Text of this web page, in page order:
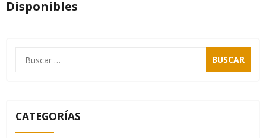
Disponibles
CATEGORÍAS